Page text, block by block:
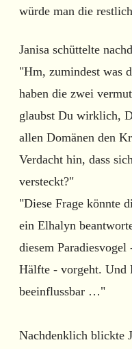
würde man die
Janisa schüttelte
"Hm, zumindest was
haben die zwei
glaubst Du wirklich,
allen Domänen den
Verdacht hin, dass
versteckt?"
"Diese Frage könnte
ein Elhalyn
diesem Paradiesvogel
Hälfte - vorgeht. Und
beeinflussbar …"
Nachdenklich blickte